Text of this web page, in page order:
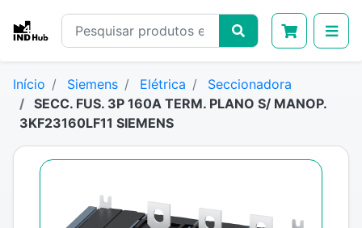
Início Siemens Elétrica
Seccionadora
SECC. FUS. 3P 160A TERM. PLANO S/ MANOP.
3KF23160LF11 SIEMENS